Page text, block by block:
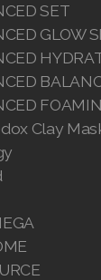
SET
GLOW
Clay
(English)
(Français)